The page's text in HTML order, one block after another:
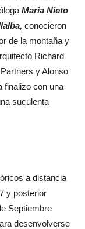
Maria Nieto
conocieron
de la montaña y
Richard
y Alonso
finalizo con una
suculenta
a distancia
y posterior
Septiembre
desenvolverse